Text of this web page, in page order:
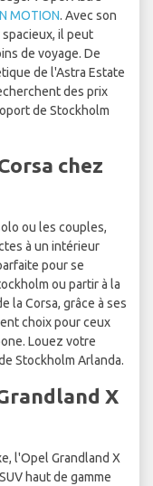
MOTION. Avec son
il peut
de voyage. De
de l'Astra Estate
des prix
de Stockholm
chez
ou les couples,
à un intérieur
pour se
ou partir à la
la Corsa, grâce à ses
choix pour ceux
Louez votre
Stockholm Arlanda.
X
l'Opel Grandland X
haut de gamme